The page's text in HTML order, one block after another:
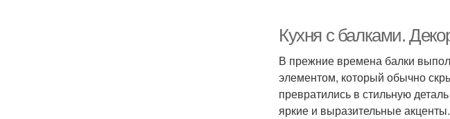
Кухня с балками.
В прежние времена балки
элементом, который обычно
превратились в стильную
яркие и выразительные акценты.